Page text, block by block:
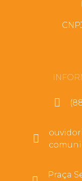
Praça